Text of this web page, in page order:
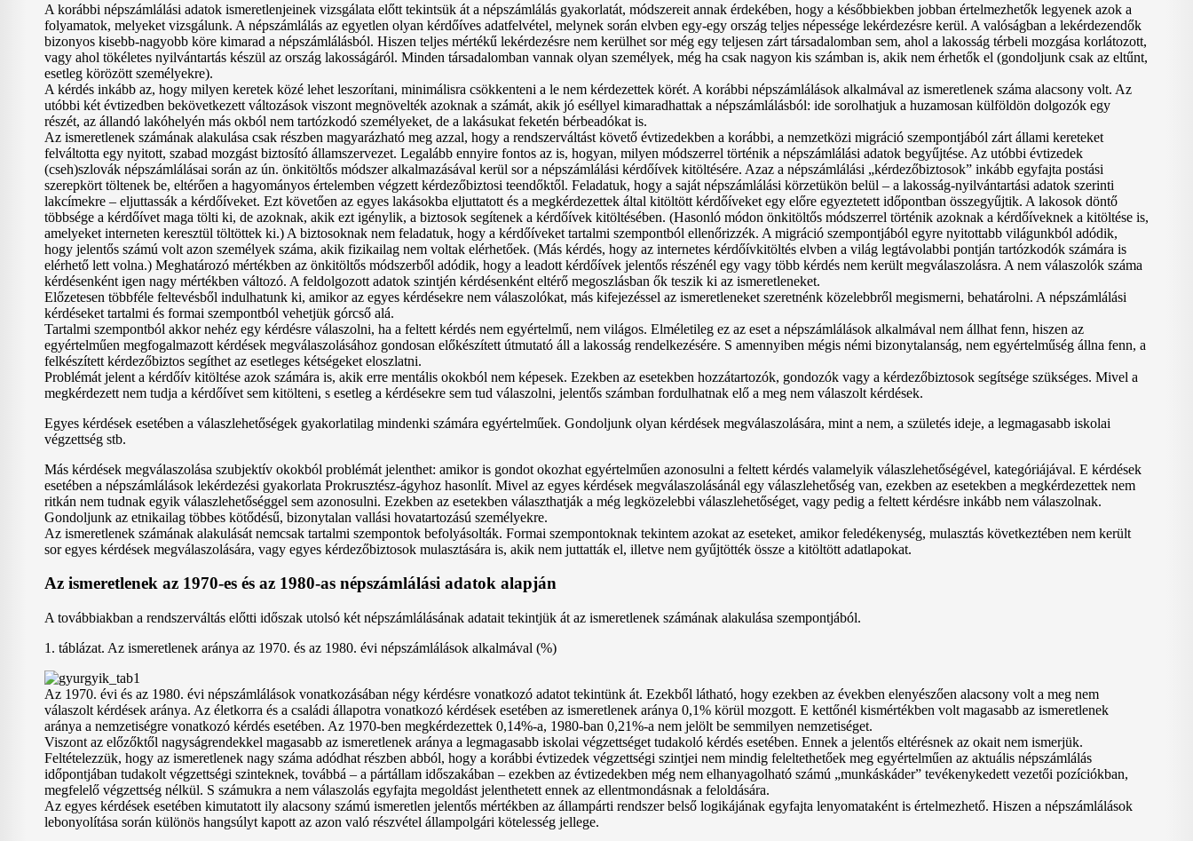
A korábbi népszámlálási adatok ismeretlenjeinek vizsgálata előtt tekintsük át a népszámlálás gyakorlatát, módszereit annak érdekében, hogy a későbbiekben jobban értelmezhetők legyenek azok a
folyamatok, melyeket vizsgálunk. A népszámlálás az egyetlen olyan kérdőíves adatfelvétel, melynek során elvben egy-egy ország teljes népessége lekérdezésre kerül. A valóságban a lekérdezendők
bizonyos kisebb-nagyobb köre kimarad a népszámlálásból. Hiszen teljes mértékű lekérdezésre nem kerülhet sor még egy teljesen zárt társadalomban sem, ahol a lakosság térbeli mozgása korlátozott,
vagy ahol tökéletes nyilvántartás készül az ország lakosságáról. Minden társadalomban vannak olyan személyek, még ha csak nagyon kis számban is, akik nem érhetők el (gondoljunk csak az eltűnt,
esetleg körözött személyekre).
A kérdés inkább az, hogy milyen keretek közé lehet leszorítani, minimálisra csökkenteni a le nem kérdezettek körét. A korábbi népszámlálások alkalmával az ismeretlenek száma alacsony volt. Az
utóbbi két évtizedben bekövetkezett változások viszont megnövelték azoknak a számát, akik jó eséllyel kimaradhattak a népszámlálásból: ide sorolhatjuk a huzamosan külföldön dolgozók egy
részét, az állandó lakóhelyén más okból nem tartózkodó személyeket, de a lakásukat feketén bérbeadókat is.
Az ismeretlenek számának alakulása csak részben magyarázható meg azzal, hogy a rendszerváltást követő évtizedekben a korábbi, a nemzetközi migráció szempontjából zárt állami kereteket
felváltotta egy nyitott, szabad mozgást biztosító államszervezet. Legalább ennyire fontos az is, hogyan, milyen módszerrel történik a népszámlálási adatok begyűjtése. Az utóbbi évtizedek
(cseh)szlovák népszámlálásai során az ún. önkitöltős módszer alkalmazásával kerül sor a népszámlálási kérdőívek kitöltésére. Azaz a népszámlálási „kérdezőbiztosok” inkább egyfajta postási
szerepkört töltenek be, eltérően a hagyományos értelemben végzett kérdezőbiztosi teendőktől. Feladatuk, hogy a saját népszámlálási körzetükön belül – a lakosság-nyilvántartási adatok szerinti
lakcímekre – eljuttassák a kérdőíveket. Ezt követően az egyes lakásokba eljuttatott és a megkérdezettek által kitöltött kérdőíveket egy előre egyeztetett időpontban összegyűjtik. A lakosok döntő
többsége a kérdőívet maga tölti ki, de azoknak, akik ezt igénylik, a biztosok segítenek a kérdőívek kitöltésében. (Hasonló módon önkitöltős módszerrel történik azoknak a kérdőíveknek a kitöltése is,
amelyeket interneten keresztül töltöttek ki.) A biztosoknak nem feladatuk, hogy a kérdőíveket tartalmi szempontból ellenőrizzék. A migráció szempontjából egyre nyitottabb világunkból adódik,
hogy jelentős számú volt azon személyek száma, akik fizikailag nem voltak elérhetőek. (Más kérdés, hogy az internetes kérdőívkitöltés elvben a világ legtávolabbi pontján tartózkodók számára is
elérhető lett volna.) Meghatározó mértékben az önkitöltős módszerből adódik, hogy a leadott kérdőívek jelentős részénél egy vagy több kérdés nem került megválaszolásra. A nem válaszolók száma
kérdésenként igen nagy mértékben változó. A feldolgozott adatok szintjén kérdésenként eltérő megoszlásban ők teszik ki az ismeretleneket.
Előzetesen többféle feltevésből indulhatunk ki, amikor az egyes kérdésekre nem válaszolókat, más kifejezéssel az ismeretleneket szeretnénk közelebbről megismerni, behatárolni. A népszámlálási
kérdéseket tartalmi és formai szempontból vehetjük górcső alá.
Tartalmi szempontból akkor nehéz egy kérdésre válaszolni, ha a feltett kérdés nem egyértelmű, nem világos. Elméletileg ez az eset a népszámlálások alkalmával nem állhat fenn, hiszen az
egyértelműen megfogalmazott kérdések megválaszolásához gondosan előkészített útmutató áll a lakosság rendelkezésére. S amennyiben mégis némi bizonytalanság, nem egyértelműség állna fenn, a
felkészített kérdezőbiztos segíthet az esetleges kétségeket eloszlatni.
Problémát jelent a kérdőív kitöltése azok számára is, akik erre mentális okokból nem képesek. Ezekben az esetekben hozzátartozók, gondozók vagy a kérdezőbiztosok segítsége szükséges. Mivel a
megkérdezett nem tudja a kérdőívet sem kitölteni, s esetleg a kérdésekre sem tud válaszolni, jelentős számban fordulhatnak elő a meg nem válaszolt kérdések.
Egyes kérdések esetében a válaszlehetőségek gyakorlatilag mindenki számára egyértelműek. Gondoljunk olyan kérdések megválaszolására, mint a nem, a születés ideje, a legmagasabb iskolai
végzettség stb.
Más kérdések megválaszolása szubjektív okokból problémát jelenthet: amikor is gondot okozhat egyértelműen azonosulni a feltett kérdés valamelyik válaszlehetőségével, kategóriájával. E kérdések
esetében a népszámlálások lekérdezési gyakorlata Prok­rusz­tész-ágyhoz hasonlít. Mivel az egyes kérdések megválaszolásánál egy válaszlehetőség van, ezekben az esetekben a megkérdezettek nem
ritkán nem tudnak egyik válaszlehetőséggel sem azonosulni. Ezekben az esetekben választhatják a még legközelebbi válaszlehetőséget, vagy pedig a feltett kérdésre inkább nem válaszolnak.
Gondoljunk az etnikailag többes kötődésű, bizonytalan vallási hovatartozású személyekre.
Az ismeretlenek számának alakulását nemcsak tartalmi szempontok befolyásolták. Formai szempontoknak tekintem azokat az eseteket, amikor feledékenység, mulasztás következtében nem került
sor egyes kérdések megválaszolására, vagy egyes kérdezőbiztosok mulasztására is, akik nem juttatták el, illetve nem gyűjtötték össze a kitöltött adatlapokat.
Az ismeretlenek az 1970-es és az 1980-as népszámlálási adatok alapján
A továbbiakban a rendszerváltás előtti időszak utolsó két népszámlálásának adatait tekintjük át az ismeretlenek számának alakulása szempontjából.
1. táblázat. Az ismeretlenek aránya az 1970. és az 1980. évi népszámlálások alkalmával (%)
Az 1970. évi és az 1980. évi népszámlálások vonatkozásában négy kérdésre vonatkozó adatot tekintünk át. Ezekből látható, hogy ezekben az években elenyészően alacsony volt a meg nem
válaszolt kérdések aránya. Az életkorra és a családi állapotra vonatkozó kérdések esetében az ismeretlenek aránya 0,1% körül mozgott. E kettőnél kismértékben volt magasabb az ismeretlenek
aránya a nemzetiségre vonatkozó kérdés esetében. Az 1970-ben megkérdezettek 0,14%-a, 1980-ban 0,21%-a nem jelölt be semmilyen nemzetiséget.
Viszont az előzőktől nagyságrendekkel magasabb az ismeretlenek aránya a legmagasabb iskolai végzettséget tudakoló kérdés esetében. Ennek a jelentős eltérésnek az okait nem ismerjük.
Feltételezzük, hogy az ismeretlenek nagy száma adódhat részben abból, hogy a korábbi évtizedek végzettségi szintjei nem mindig feleltethetőek meg egyértelműen az aktuális népszámlálás
időpontjában tudakolt végzettségi szinteknek, továbbá – a pártállam időszakában – ezekben az évtizedekben még nem elhanyagolható számú „munkáskáder” tevékenykedett vezetői pozíciókban,
megfelelő végzettség nélkül. S számukra a nem válaszolás egyfajta megoldást jelenthetett ennek az ellentmondásnak a feloldására.
Az egyes kérdések esetében kimutatott ily alacsony számú ismeretlen jelentős mértékben az állampárti rendszer belső logikájának egyfajta lenyomataként is értelmezhető. Hiszen a népszámlálások
lebonyolítása során különös hangsúlyt kapott az azon való részvétel állampolgári kötelesség jellege.